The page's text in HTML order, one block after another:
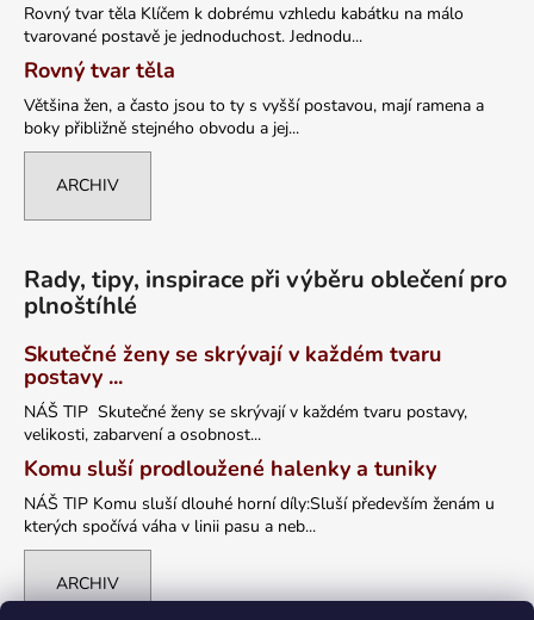
Rovný tvar těla Klíčem k dobrému vzhledu kabátku na málo
tvarované postavě je jednoduchost. Jednodu...
Rovný tvar těla
Většina žen, a často jsou to ty s vyšší postavou, mají ramena a
boky přibližně stejného obvodu a jej...
ARCHIV
Rady, tipy, inspirace při výběru oblečení pro
plnoštíhlé
Skutečné ženy se skrývají v každém tvaru
postavy ...
NÁŠ TIP Skutečné ženy se skrývají v každém tvaru postavy,
velikosti, zabarvení a osobnost...
Komu sluší prodloužené halenky a tuniky
NÁŠ TIP Komu sluší dlouhé horní díly:Sluší především ženám u
kterých spočívá váha v linii pasu a neb...
ARCHIV